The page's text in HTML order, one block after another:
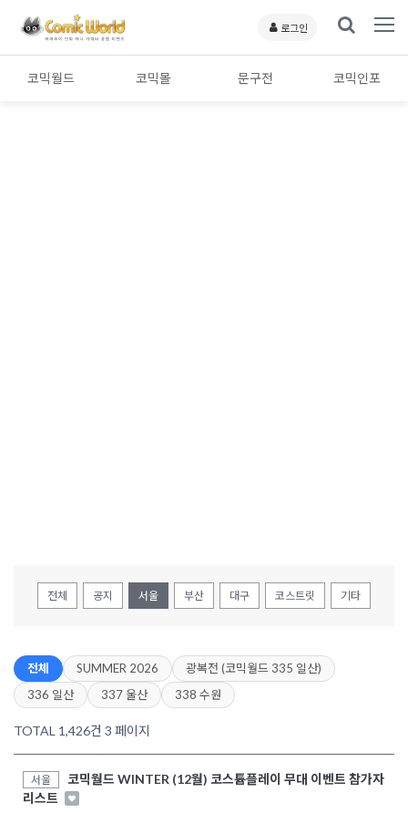
로그인
코믹월드 코믹몰 문구전 코믹인포
전체 공지 서울 부산 대구 코스트릿 기타
전체 SUMMER 2026
광복전 (코믹월드 335 일산)
336 일산
337 울산 338 수원
TOTAL 1,426건 3 페이지
서울
코믹월드 WINTER (12월) 코스튬플레이 무대 이벤트 참가자
리스트